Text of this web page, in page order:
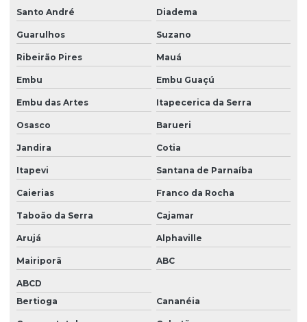
Projeto de reposição florestal compensatória
Projetos ambientais
Projetos ambientais em santa catarina
Projetos de eta
Quanto custa para se cadastrar no ibama
Relatório ambiental simplificado ras
Relatório de controle ambiental
Serviço licenciamento ambiental
Serviço de monitoramento ambiental
Serviços cadastro ibama
Tamponamento de poços
Santo André Diadema
Guarulhos Suzano
Ribeirão Pires Mauá
Embu Embu Guaçú
Embu das Artes Itapecerica da Serra
Osasco Barueri
Jandira Cotia
Itapevi Santana de Parnaíba
Caierias Franco da Rocha
Taboão da Serra Cajamar
Arujá Alphaville
Mairiporã ABC
ABCD
Bertioga
Cananéia